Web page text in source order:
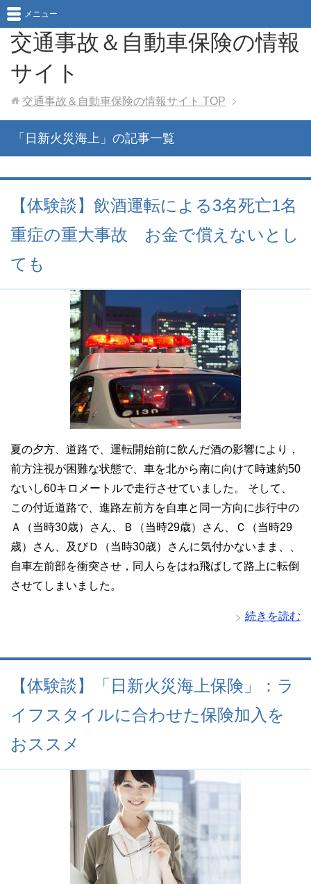
交通事故＆自動車保険の情報
サイト
メニュー
交通事故＆自動車保険の情報サイト TOP
「日新火災海上」の記事一覧
【体験談】飲酒運転による3名死亡1名
重症の重大事故 お金で償えないとし
ても
夏の夕方、道路で、運転開始前に飲んだ酒の影響により，
前方注視が困難な状態で、車を北から南に向けて時速約50
ないし60キロメートルで走行させていました。 そして、
この付近道路で、進路左前方を自車と同一方向に歩行中の
Ａ（当時30歳）さん、Ｂ（当時29歳）さん、Ｃ（当時29
歳）さん、及びＤ（当時30歳）さんに気付かないまま、、
自車左前部を衝突させ，同人らをはね飛ばして路上に転倒
させてしまいました。
続きを読む
【体験談】「日新火災海上保険」：ラ
イフスタイルに合わせた保険加入を
おススメ